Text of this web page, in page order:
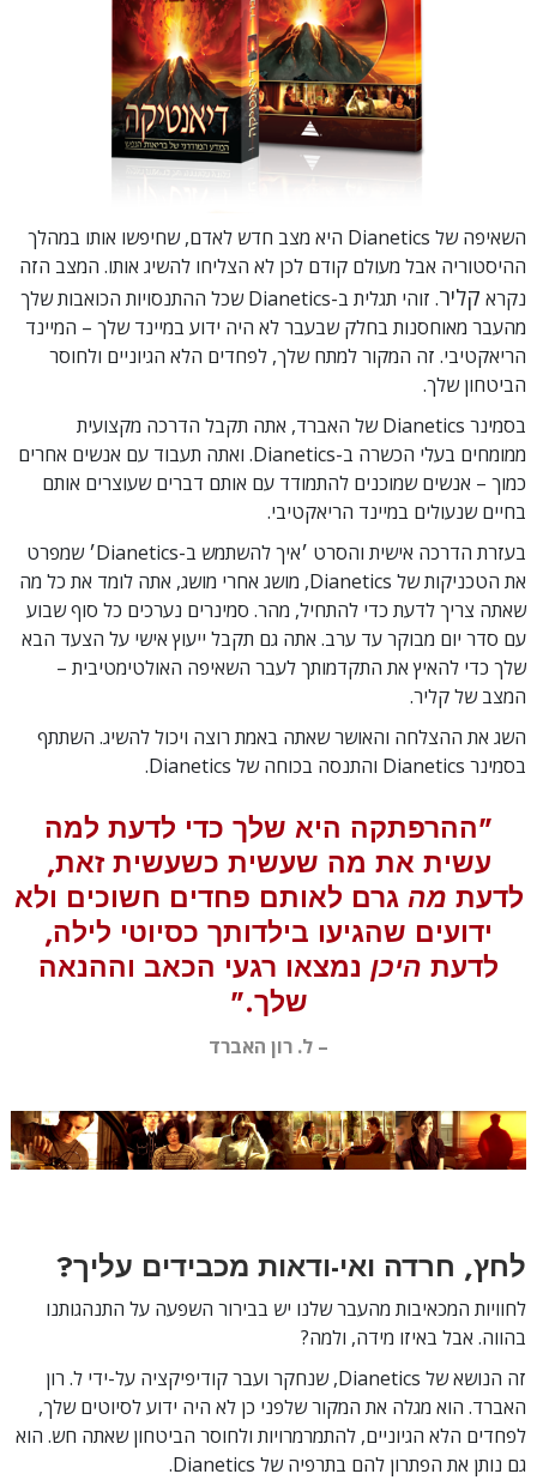
השאיפה של Dianetics היא מצב חדש לאדם, שחיפשו אותו במהלך
ההיסטוריה אבל מעולם קודם לכן לא הצליחו להשיג אותו. המצב הזה
נקרא קליר
. זוהי תגלית ב-Dianetics שכל ההתנסויות הכואבות שלך
מהעבר מאוחסנות בחלק שבעבר לא היה ידוע במיינד שלך – המיינד
הריאקטיבי. זה המקור למתח שלך, לפחדים הלא הגיוניים ולחוסר
הביטחון שלך.
בסמינר Dianetics של האברד, אתה תקבל הדרכה מקצועית
ממומחים בעלי הכשרה ב-Dianetics. ואתה תעבוד עם אנשים אחרים
כמוך – אנשים שמוכנים להתמודד עם אותם דברים שעוצרים אותם
בחיים שנעולים במיינד הריאקטיבי.
בעזרת הדרכה אישית והסרט ׳איך להשתמש ב-Dianetics׳ שמפרט
את הטכניקות של Dianetics, מושג אחרי מושג, אתה לומד את כל מה
שאתה צריך לדעת כדי להתחיל, מהר. סמינרים נערכים כל סוף שבוע
עם סדר יום מבוקר עד ערב. אתה גם תקבל ייעוץ אישי על הצעד הבא
שלך כדי להאיץ את התקדמותך לעבר השאיפה האולטימטיבית –
המצב של קליר.
השג את ההצלחה והאושר שאתה באמת רוצה ויכול להשיג. השתתף
בסמינר Dianetics והתנסה בכוחה של Dianetics.
"ההרפתקה היא שלך כדי לדעת למה
עשית את מה שעשית כשעשית זאת,
לדעת מה גרם לאותם פחדים חשוכים ולא
ידועים שהגיעו בילדותך כסיוטי לילה,
לדעת היכן נמצאו רגעי הכאב וההנאה
שלך."
– ל. רון האברד
לחץ, חרדה ואי-ודאות מכבידים עליך?
לחוויות המכאיבות מהעבר שלנו יש בבירור השפעה על התנהגותנו
בהווה. אבל באיזו מידה, ולמה?
זה הנושא של Dianetics, שנחקר ועבר קודיפיקציה על-ידי ל. רון
האברד. הוא מגלה את המקור שלפני כן לא היה ידוע לסיוטים שלך,
לפחדים הלא הגיוניים, להתמרמרויות ולחוסר הביטחון שאתה חש. הוא
גם נותן את הפתרון להם בתרפיה של Dianetics.